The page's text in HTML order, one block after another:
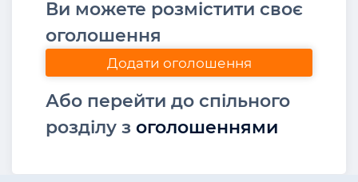
Ви можете розмістити своє
оголошення
Додати оголошення
Або перейти до спільного
розділу з оголошеннями